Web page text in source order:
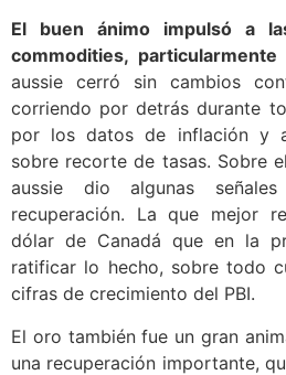
El buen ánimo impulsó a
commodities,
aussie cerró sin cambios
corriendo por detrás durante
por los datos de inflación y
sobre recorte de tasas. Sobre
aussie dio algunas
recuperación. La que mejor
dólar de Canadá que en la
ratificar lo hecho, sobre todo
cifras de crecimiento del PBI.
El oro también fue un gran
una recuperación importante,